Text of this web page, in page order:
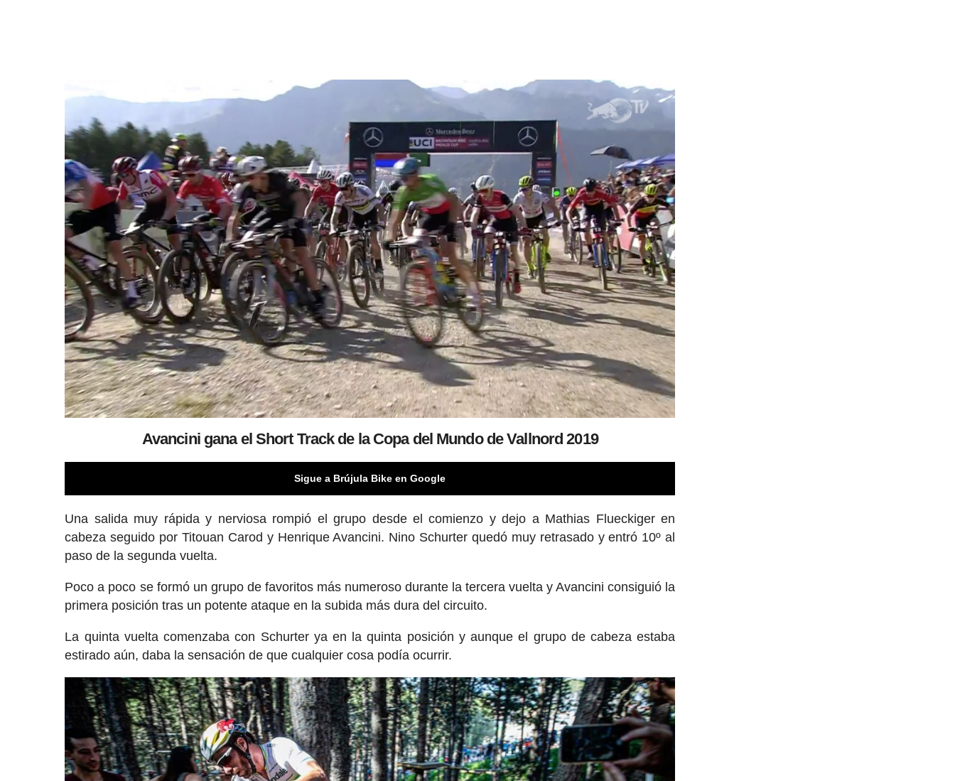
Avancini gana el Short Track de la Copa del Mundo de Vallnord 2019
Sigue a Brújula Bike en Google
Una salida muy rápida y nerviosa rompió el grupo desde el comienzo y dejo a Mathias Flueckiger en
cabeza seguido por Titouan Carod y Henrique Avancini. Nino Schurter quedó muy retrasado y entró 10º al
paso de la segunda vuelta.
Poco a poco se formó un grupo de favoritos más numeroso durante la tercera vuelta y Avancini consiguió la
primera posición tras un potente ataque en la subida más dura del circuito.
La quinta vuelta comenzaba con Schurter ya en la quinta posición y aunque el grupo de cabeza estaba
estirado aún, daba la sensación de que cualquier cosa podía ocurrir.